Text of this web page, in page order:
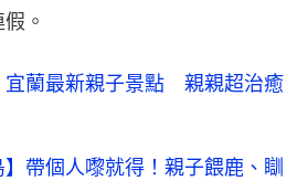
。
宜蘭最新親子景點 親親超治癒
】帶個人嚟就得！親子餵鹿、瞓